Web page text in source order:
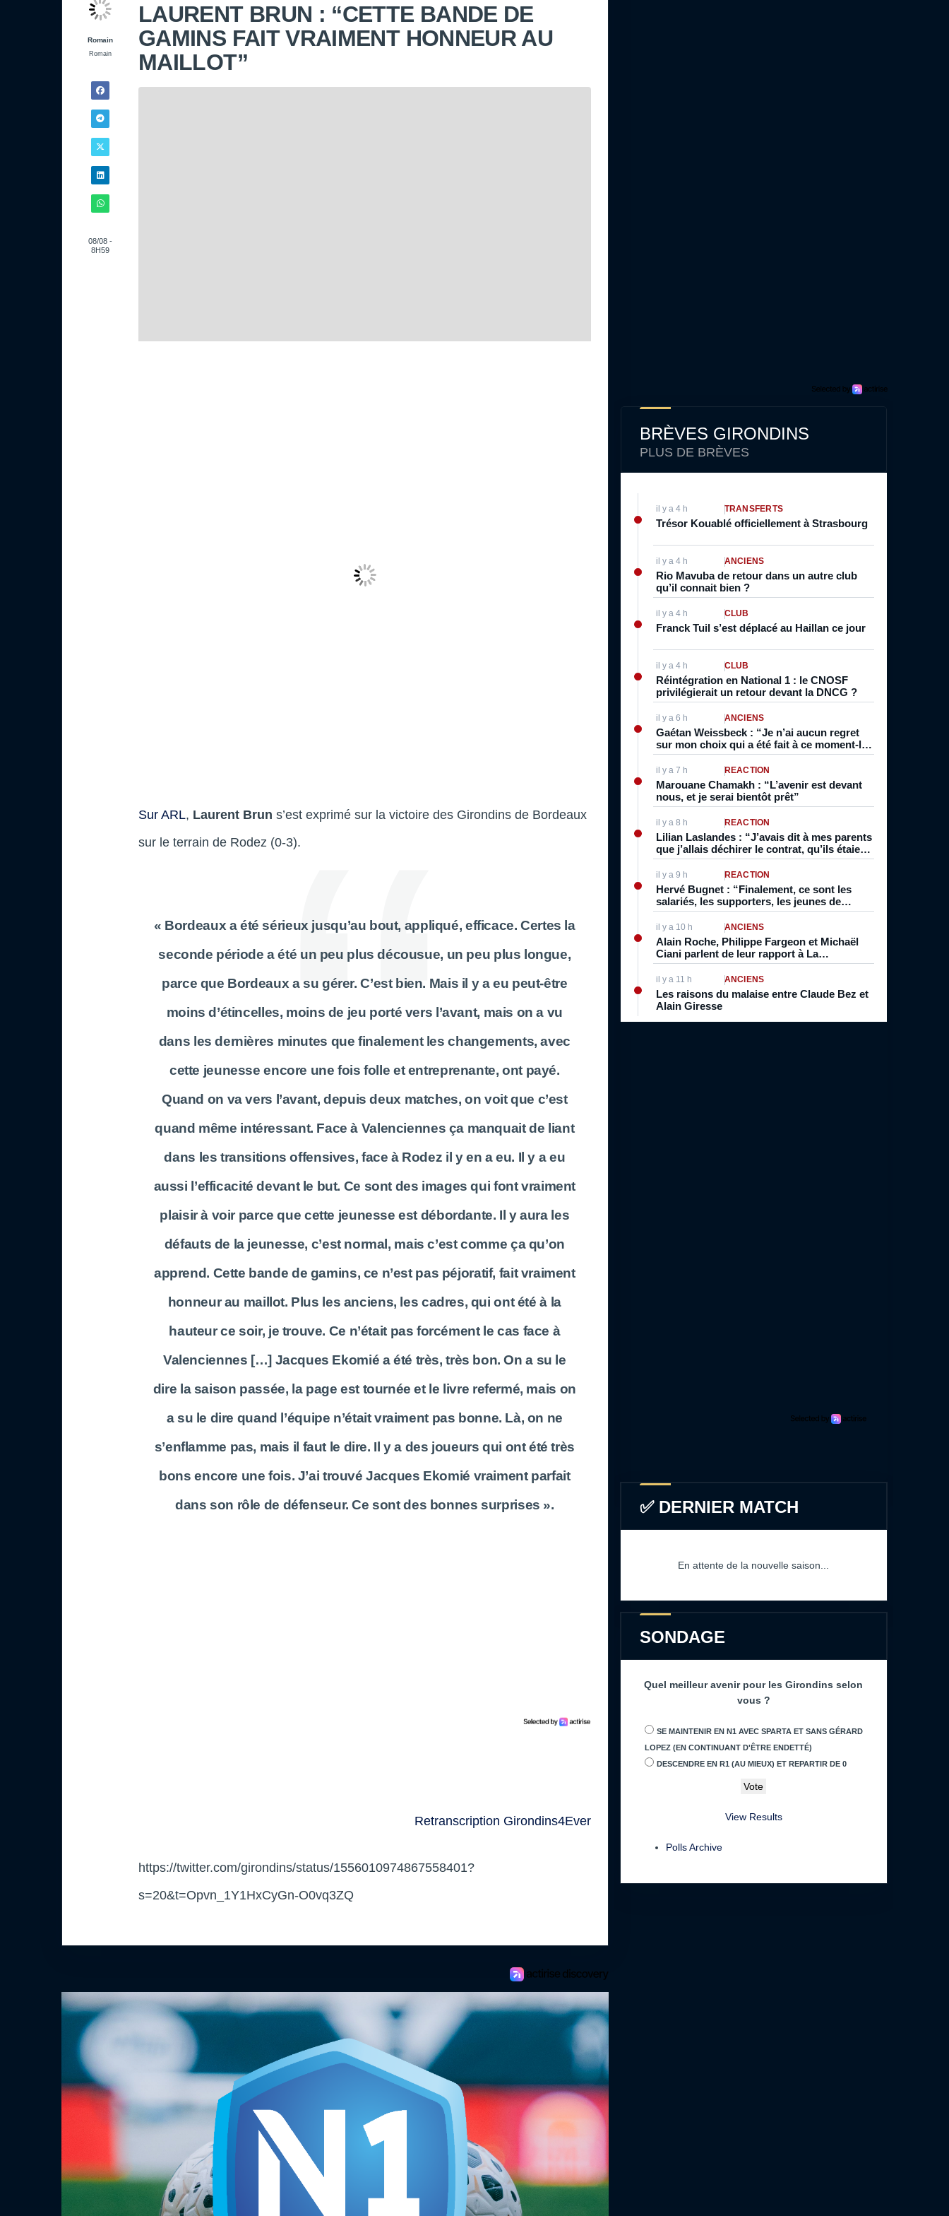
Romain
Romain
08/08 -
8H59
LAURENT BRUN : “CETTE BANDE DE
GAMINS FAIT VRAIMENT HONNEUR AU
MAILLOT”
Sur ARL, Laurent Brun s’est exprimé sur la victoire des Girondins de Bordeaux
sur le terrain de Rodez (0-3).
« Bordeaux a été sérieux jusqu’au bout, appliqué, efficace. Certes la
seconde période a été un peu plus décousue, un peu plus longue,
parce que Bordeaux a su gérer. C’est bien. Mais il y a eu peut-être
moins d’étincelles, moins de jeu porté vers l’avant, mais on a vu
dans les dernières minutes que finalement les changements, avec
cette jeunesse encore une fois folle et entreprenante, ont payé.
Quand on va vers l’avant, depuis deux matches, on voit que c’est
quand même intéressant. Face à Valenciennes ça manquait de liant
dans les transitions offensives, face à Rodez il y en a eu. Il y a eu
aussi l’efficacité devant le but. Ce sont des images qui font vraiment
plaisir à voir parce que cette jeunesse est débordante. Il y aura les
défauts de la jeunesse, c’est normal, mais c’est comme ça qu’on
apprend. Cette bande de gamins, ce n’est pas péjoratif, fait vraiment
honneur au maillot. Plus les anciens, les cadres, qui ont été à la
hauteur ce soir, je trouve. Ce n’était pas forcément le cas face à
Valenciennes […] Jacques Ekomié a été très, très bon. On a su le
dire la saison passée, la page est tournée et le livre refermé, mais on
a su le dire quand l’équipe n’était vraiment pas bonne. Là, on ne
s’enflamme pas, mais il faut le dire. Il y a des joueurs qui ont été très
bons encore une fois. J’ai trouvé Jacques Ekomié vraiment parfait
dans son rôle de défenseur. Ce sont des bonnes surprises ».
Retranscription Girondins4Ever
https://twitter.com/girondins/status/1556010974867558401?
s=20&t=Opvn_1Y1HxCyGn-O0vq3ZQ
BRÈVES GIRONDINS
PLUS DE BRÈVES
il y a 4 h TRANSFERTS
Trésor Kouablé officiellement à Strasbourg
il y a 4 h ANCIENS
Rio Mavuba de retour dans un autre club
qu’il connait bien ?
il y a 4 h CLUB
Franck Tuil s’est déplacé au Haillan ce jour
il y a 4 h CLUB
Réintégration en National 1 : le CNOSF
privilégierait un retour devant la DNCG ?
il y a 6 h ANCIENS
Gaétan Weissbeck : “Je n’ai aucun regret
sur mon choix qui a été fait à ce moment-là
parce qu’aujourd’hui je m’éclate ici”
il y a 7 h RÉACTION
Marouane Chamakh : “L’avenir est devant
nous, et je serai bientôt prêt”
il y a 8 h RÉACTION
Lilian Laslandes : “J’avais dit à mes parents
que j’allais déchirer le contrat, qu’ils étaient
vraiment trop forts, que je ne pouvais pas
rester là”
il y a 9 h RÉACTION
Hervé Bugnet : “Finalement, ce sont les
salariés, les supporters, les jeunes de
l’école de foot qui ont payé les pots cassés
sans parler de l’image pour la ville”
il y a 10 h ANCIENS
Alain Roche, Philippe Fargeon et Michaël
Ciani parlent de leur rapport à La
Marseillaise
il y a 11 h ANCIENS
Les raisons du malaise entre Claude Bez et
Alain Giresse
✅ DERNIER MATCH
En attente de la nouvelle saison...
SONDAGE
Quel meilleur avenir pour les Girondins selon
vous ?
SE MAINTENIR EN N1 AVEC SPARTA ET SANS GÉRARD
LOPEZ (EN CONTINUANT D'ÊTRE ENDETTÉ)
DESCENDRE EN R1 (AU MIEUX) ET REPARTIR DE 0
View Results
Polls Archive